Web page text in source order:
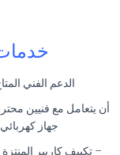
الدعم الفني
أن يتعامل مع فنيين
جهاز
– تكييف كاريير